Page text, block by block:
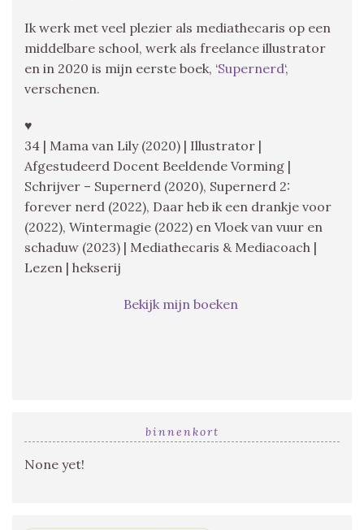
Ik werk met veel plezier als mediathecaris op een
middelbare school, werk als freelance illustrator
en in 2020 is mijn eerste boek, ‘Supernerd‘,
verschenen.
♥
34 | Mama van Lily (2020) | Illustrator |
Afgestudeerd Docent Beeldende Vorming |
Schrijver – Supernerd (2020), Supernerd 2:
forever nerd (2022), Daar heb ik een drankje voor
(2022), Wintermagie (2022) en Vloek van vuur en
schaduw (2023) | Mediathecaris & Mediacoach |
Lezen | hekserij
Bekijk mijn boeken
binnenkort
None yet!